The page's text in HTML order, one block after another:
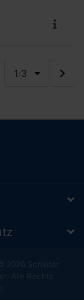
1/3
2026 Schlüter
Alle Rechte